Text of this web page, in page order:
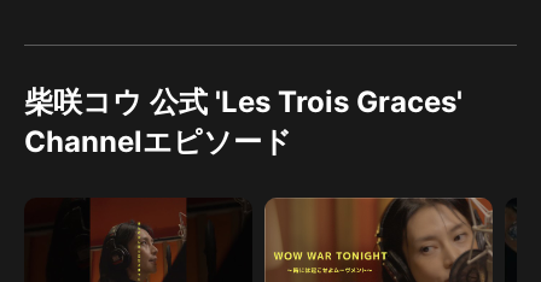
柴咲コウ 公式 'Les Trois Graces'
Channelエピソード